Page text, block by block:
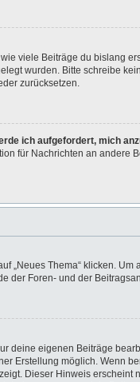
viele Beiträge du bislang
wurden. Bitte schreibe
zurücksetzen.
ich aufgefordert, mich
für Nachrichten an
„Neues Thema“ klicken.
Foren- und der
deine eigenen Beiträge
Erstellung möglich. Wenn
Dieser Hinweis